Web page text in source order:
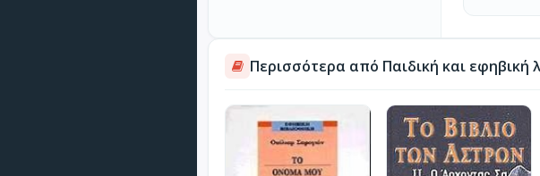
Περισσότερα από Παιδική και